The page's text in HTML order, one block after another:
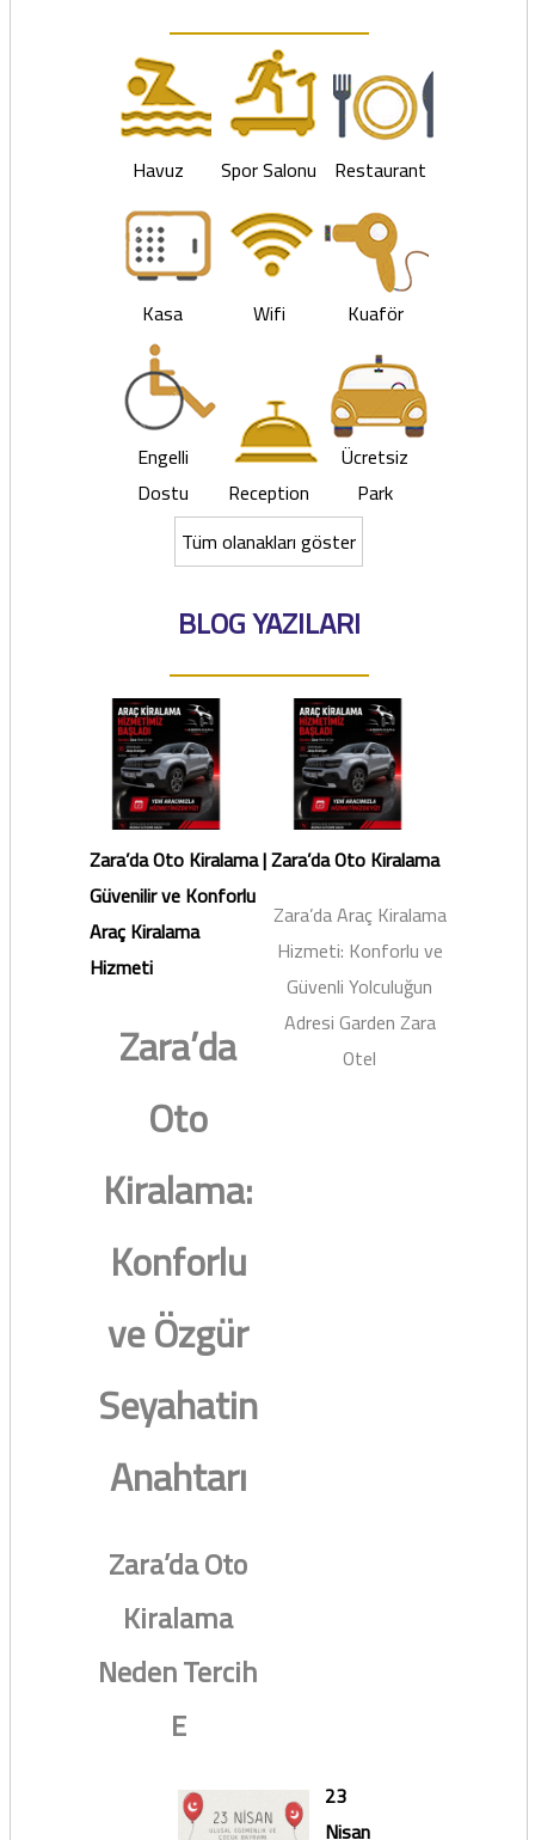
Havuz Spor Salonu Restaurant
Kasa Wifi Kuaför
Engelli
Dostu
Reception
Ücretsiz
Park
Tüm olanakları göster
BLOG YAZILARI
Zara’da Oto Kiralama |
Güvenilir ve Konforlu
Araç Kiralama
Hizmeti
Zara’da
Oto
Kiralama:
Konforlu
ve Özgür
Seyahatin
Anahtarı
Zara’da Oto
Kiralama
Neden Tercih
E
Zara’da Oto Kiralama
Zara’da Araç Kiralama
Hizmeti: Konforlu ve
Güvenli Yolculuğun
Adresi Garden Zara
Otel
23
Nisan